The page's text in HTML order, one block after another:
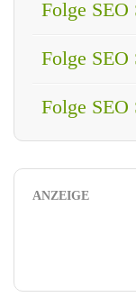
Folge SEO
Folge
Folge SEO
ANZEIGE